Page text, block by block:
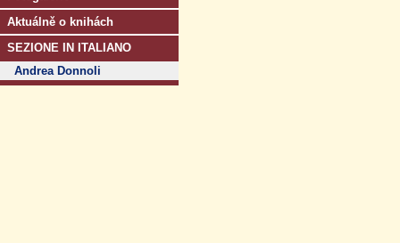
Aktuálně o knihách
SEZIONE IN ITALIANO
Andrea Donnoli